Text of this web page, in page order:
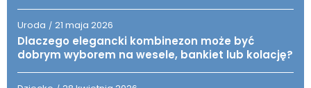
Uroda / 21 maja 2026
Dlaczego elegancki kombinezon może być
dobrym wyborem na wesele, bankiet lub kolację?